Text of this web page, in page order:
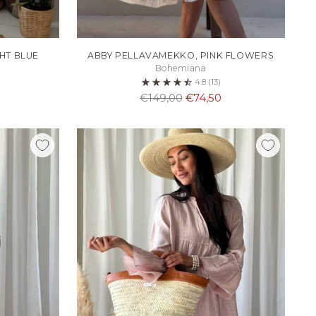
BLUE
ABBY PELLAVAMEKKO, PINK FLOWERS
Bohemiana
4.8 (13)
Normaali
€149,00 €74,50